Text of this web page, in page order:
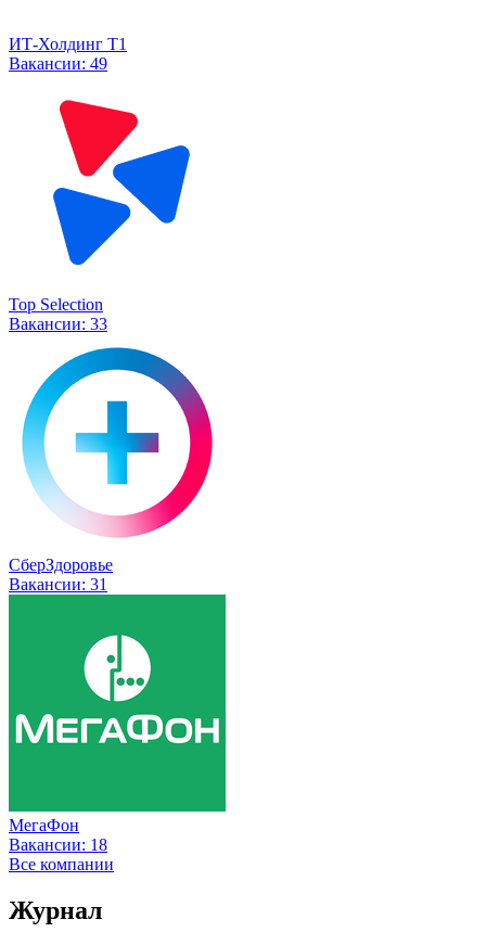
ИТ-Холдинг Т1
Вакансии: 49
Top Selection
Вакансии: 33
СберЗдоровье
Вакансии: 31
МегаФон
Вакансии: 18
Все компании
Журнал